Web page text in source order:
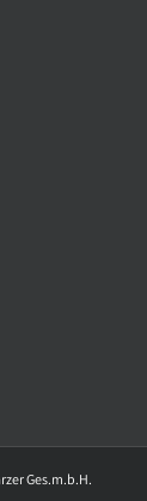
Ges.m.b.H.